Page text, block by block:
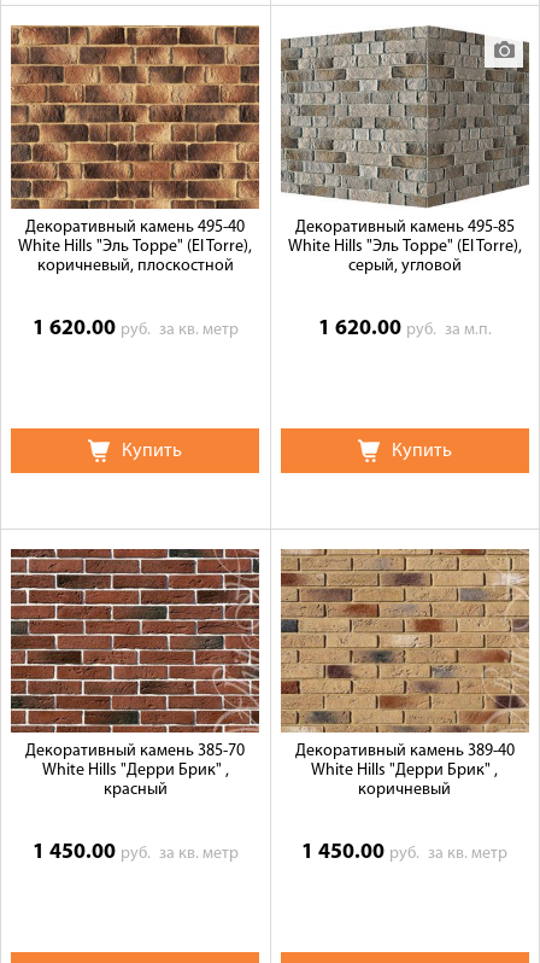
Декоративный камень 495-40
White Hills "Эль Торре" (El Torre),
коричневый, плоскостной
1 620.00 руб. за кв. метр
Купить
Декоративный камень 495-85
White Hills "Эль Торре" (El Torre),
серый, угловой
1 620.00 руб. за м.п.
Купить
Декоративный камень 385-70
White Hills "Дерри Брик" ,
красный
1 450.00 руб. за кв. метр
Декоративный камень 389-40
White Hills "Дерри Брик" ,
коричневый
1 450.00 руб.за кв. метр